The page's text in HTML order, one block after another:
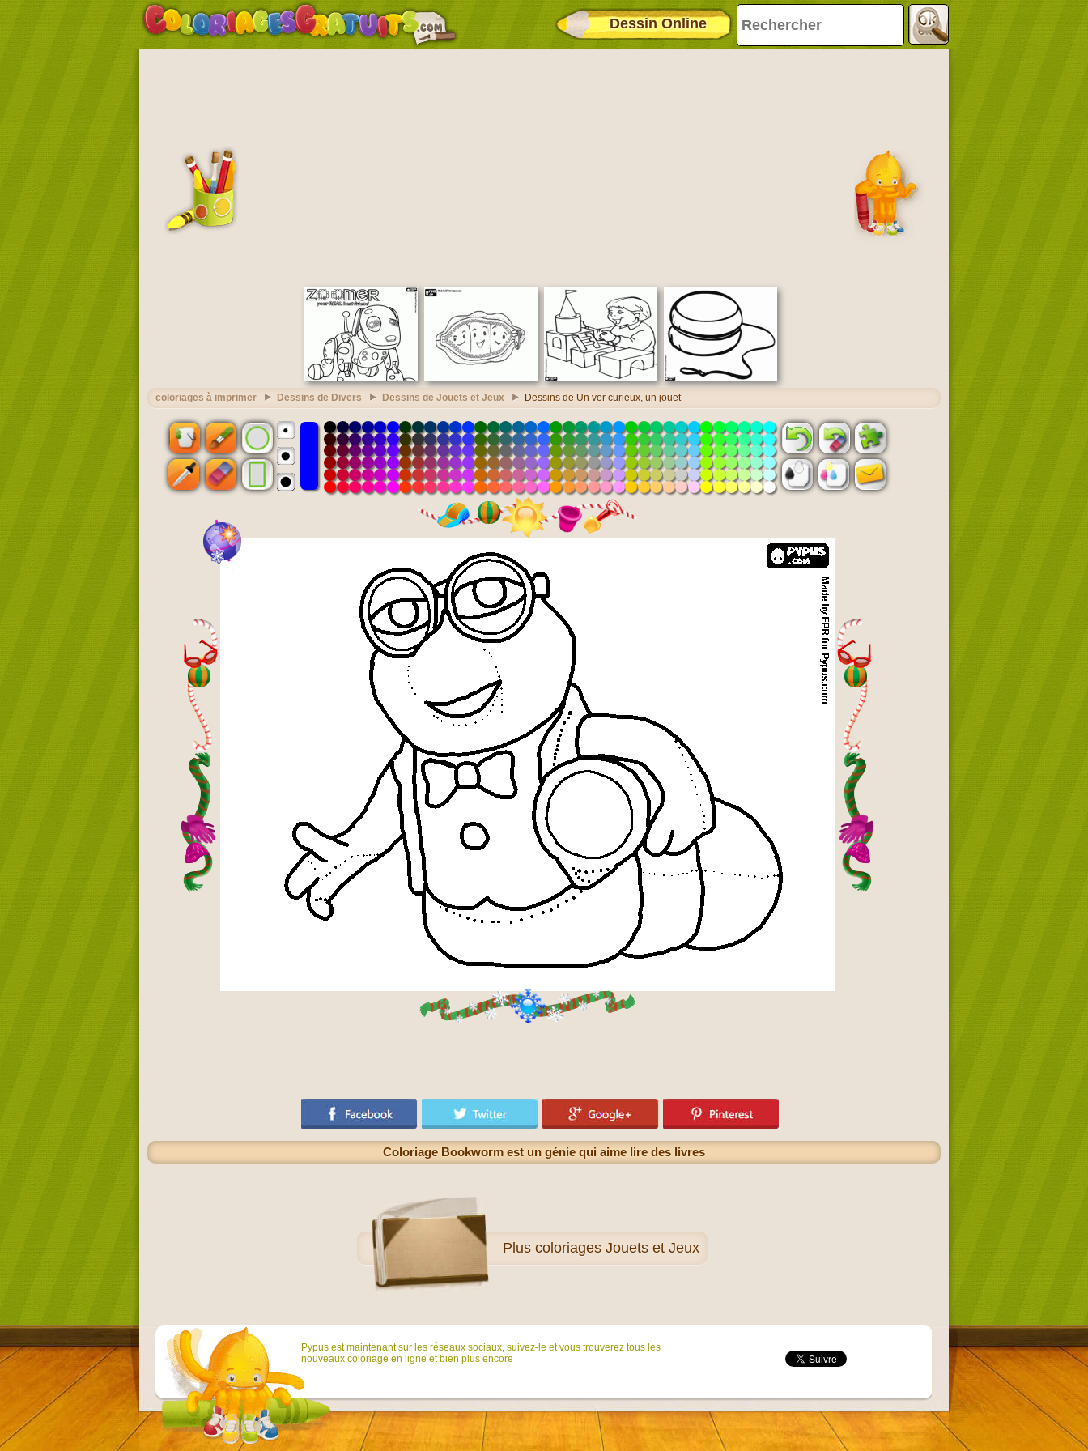
Dessin Online
coloriages à imprimer Dessins de Divers Dessins de Jouets et Jeux Dessins de Un ver curieux, un jouet
Coloriage Bookworm est un génie qui aime lire des livres
Plus coloriages Jouets et Jeux
Pypus est maintenant sur ​​les réseaux sociaux, suivez-le et vous trouverez tous les
nouveaux coloriage en ligne et bien plus encore